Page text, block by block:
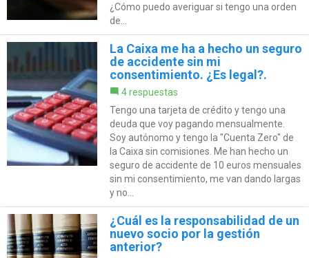
¿Cómo puedo averiguar si tengo una orden
de...
La Caixa me ha a hecho un seguro
de accidente sin mi
consentimiento. ¿Es legal?.
4 respuestas
Tengo una tarjeta de crédito y tengo una
deuda que voy pagando mensualmente.
Soy autónomo y tengo la "Cuenta Zero" de
la Caixa sin comisiones. Me han hecho un
seguro de accidente de 10 euros mensuales
sin mi consentimiento, me van dando largas
y no...
¿Cuál es la responsabilidad de un
nuevo socio por la gestión
anterior?